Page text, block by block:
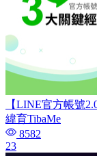
【LINE官方帳號
緯育TibaMe
8582
23